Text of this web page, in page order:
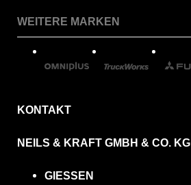
WEITERE MARKEN
KONTAKT
NEILS & KRAFT GMBH & CO. KG
GIESSEN